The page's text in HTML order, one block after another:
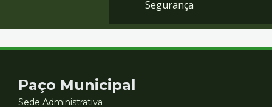
Segurança
Contato
Paço Municipal
Sede Administrativa